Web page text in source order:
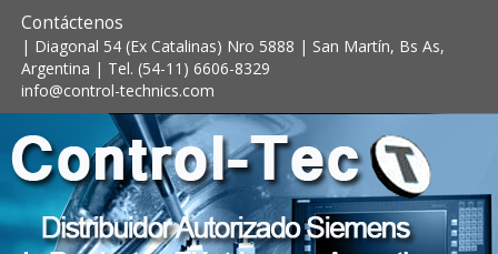
Contáctenos
| Diagonal 54 (Ex Catalinas) Nro 5888 | San Martín, Bs As,
Argentina | Tel. (54-11) 6606-8329
info@control-technics.com